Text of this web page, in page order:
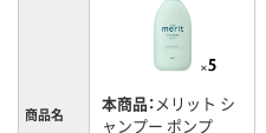
商品名 本商品：メリット シ
ャンプー ポンプ